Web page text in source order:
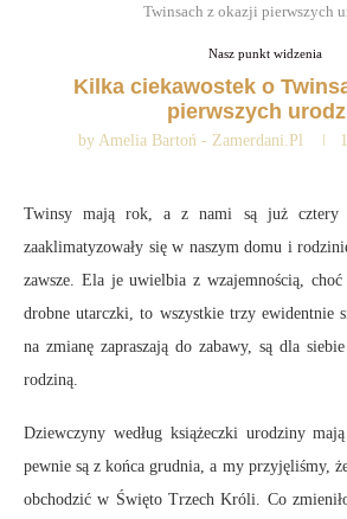
Twinsach z okazji pierwszych
Nasz punkt widzenia
Kilka ciekawostek o
pierwszych
by Amelia Bartoń - Zamerdani.pl
Twinsy mają rok, a z nami są już cztery
zaaklimatyzowały się w naszym domu i
zawsze. Ela je uwielbia z wzajemnością, choć
drobne utarczki, to wszystkie trzy ewidentnie
na zmianę zapraszają do zabawy, są dla
rodziną.
Dziewczyny według książeczki urodziny
pewnie są z końca grudnia, a my przyjęliśmy,
obchodzić w Święto Trzech Króli. Co